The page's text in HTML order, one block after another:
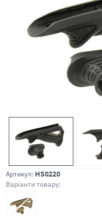
Артикул: HS0220
Варіанти товару: